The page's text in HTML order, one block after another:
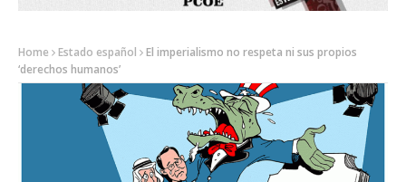
Home Estado español
El imperialismo no respeta ni sus propios
‘derechos humanos’